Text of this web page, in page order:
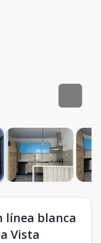
línea blanca
Vista